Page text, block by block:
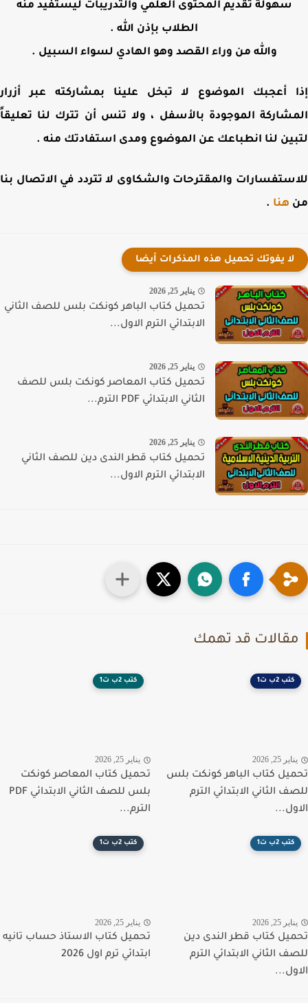
سهولة تقديم المحتوى العلمي والتدريبات ليستفيد منه
الطلاب بإذن الله .
والله من وراء القصد وهو الهادي لسواء السبيل .
أعجبك الموضوع لا تبخل علينا بمشاركته عبر أزرار
الموجودة بالأسفل ، ولا تنس أن تترك لنا تعليقاً
لنا انطباعك عن الموضوع ومدى استفادتك منه .
والمقترحات والشكاوى لا تتردد في الاتصال بنا
هنا.
لا يفوتك تحميل هذه المذكرات أيضا
يناير 25, 2026
تحميل كتاب الباهر كونكت بلس للصف الثاني
الابتدائي الترم الاول...
يناير 25, 2026
تحميل كتاب المعاصر كونكت بلس للصف
الثاني الابتدائي PDF الترم...
يناير 25, 2026
تحميل كتاب قطر الندى دين للصف الثاني
الابتدائي الترم الاول...
قد تهمك
كتب 2ب ت1
25, 2026
كتاب الباهر كونكت بلس
الثاني الابتدائي الترم
كتب 2ب ت1
يناير 25, 2026
تحميل كتاب المعاصر كونكت
بلس للصف الثاني الابتدائي PDF
الترم...
كتب 2ب ت1
25, 2026
كتاب قطر الندى دين
الثاني الابتدائي الترم
كتب 2ب ت1
يناير 25, 2026
تحميل كتاب الاستاذ حساب تانيه
ابتدائي ترم اول 2026